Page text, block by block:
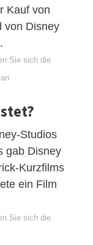
Kauf von
von Disney
Sie sich die
Studios
gab Disney
Kurzfilms
ein Film
Sie sich die